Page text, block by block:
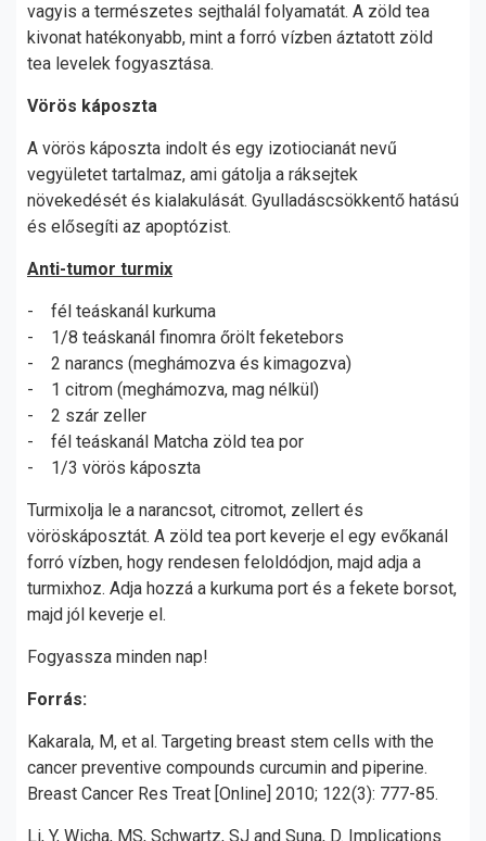
vagyis a természetes sejthalál folyamatát. A zöld tea
kivonat hatékonyabb, mint a forró vízben áztatott zöld
tea levelek fogyasztása.
Vörös káposzta
A vörös káposzta indolt és egy izotiocianát nevű
vegyületet tartalmaz, ami gátolja a ráksejtek
növekedését és kialakulását. Gyulladáscsökkentő hatású
és elősegíti az apoptózist.
Anti-tumor turmix
- fél teáskanál kurkuma
- 1/8 teáskanál finomra őrölt feketebors
- 2 narancs (meghámozva és kimagozva)
- 1 citrom (meghámozva, mag nélkül)
- 2 szár zeller
- fél teáskanál Matcha zöld tea por
- 1/3 vörös káposzta
Turmixolja le a narancsot, citromot, zellert és
vöröskáposztát. A zöld tea port keverje el egy evőkanál
forró vízben, hogy rendesen feloldódjon, majd adja a
turmixhoz. Adja hozzá a kurkuma port és a fekete borsot,
majd jól keverje el.
Fogyassza minden nap!
Forrás:
Kakarala, M, et al. Targeting breast stem cells with the
cancer preventive compounds curcumin and piperine.
Breast Cancer Res Treat [Online] 2010; 122(3): 777-85.
Li, Y, Wicha, MS, Schwartz, SJ and Suna, D. Implications